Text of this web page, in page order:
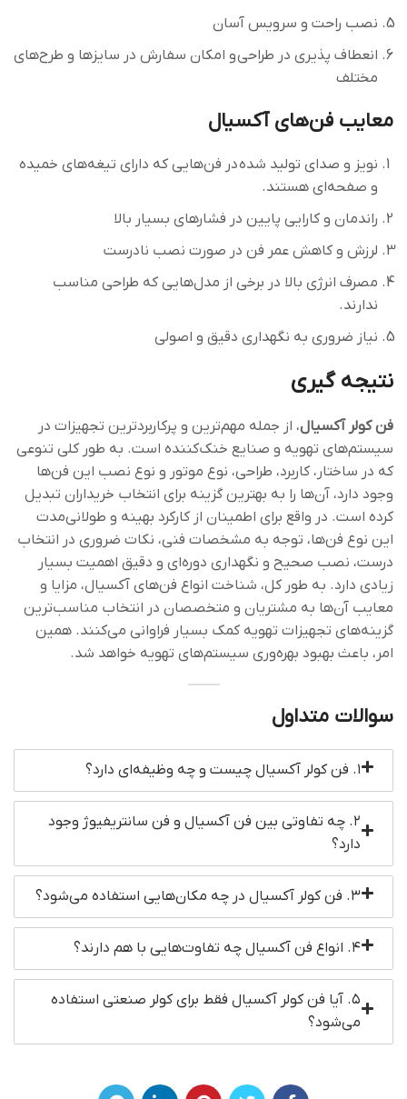
نصب راحت و سرویس آسان
انعطاف پذیری در طراحی و امکان سفارش در سایزها و طرح‌های
مختلف
معایب فن‌های آکسیال
نویز و صدای تولید شده در فن‌هایی که دارای تیغه‌های خمیده
و صفحه‌ای هستند.
راندمان و کارایی پایین در فشارهای بسیار بالا
لرزش و کاهش عمر فن در صورت نصب نادرست
مصرف انرژی بالا در برخی از مدل‌هایی که طراحی مناسب
ندارند.
نیاز ضروری به نگهداری دقیق و اصولی
نتیجه‌ گیری
فن کولر آکسیال، از جمله مهم‌ترین و پرکاربردترین تجهیزات در
سیستم‌های تهویه و صنایع خنک‌کننده است. به طور کلی تنوعی
که در ساختار، کاربرد، طراحی، نوع موتور و نوع نصب این فن‌ها
وجود دارد، آن‌ها را به بهترین گزینه برای انتخاب خریداران تبدیل
کرده است. در واقع برای اطمینان از کارکرد بهینه و طولانی‌مدت
این نوع فن‌ها، توجه به مشخصات فنی، نکات ضروری در انتخاب
درست، نصب صحیح و نگهداری دوره‌ای و دقیق اهمیت بسیار
زیادی دارد. به طور کل، شناخت انواع فن‌های آکسیال، مزایا و
معایب آن‌ها به مشتریان و متخصصان در انتخاب مناسب‌ترین
گزینه‌های تجهیزات تهویه کمک بسیار فراوانی می‌کنند. همین
امر، باعث بهبود بهره‌وری سیستم‌های تهویه خواهد شد.
سوالات متداول
۱. فن کولر آکسیال چیست و چه وظیفه‌ای دارد؟
۲. چه تفاوتی بین فن آکسیال و فن سانتریفیوژ وجود
دارد؟
۳. فن کولر آکسیال در چه مکان‌هایی استفاده می‌شود؟
۴. انواع فن آکسیال چه تفاوت‌هایی با هم دارند؟
۵. آیا فن کولر آکسیال فقط برای کولر صنعتی استفاده
می‌شود؟